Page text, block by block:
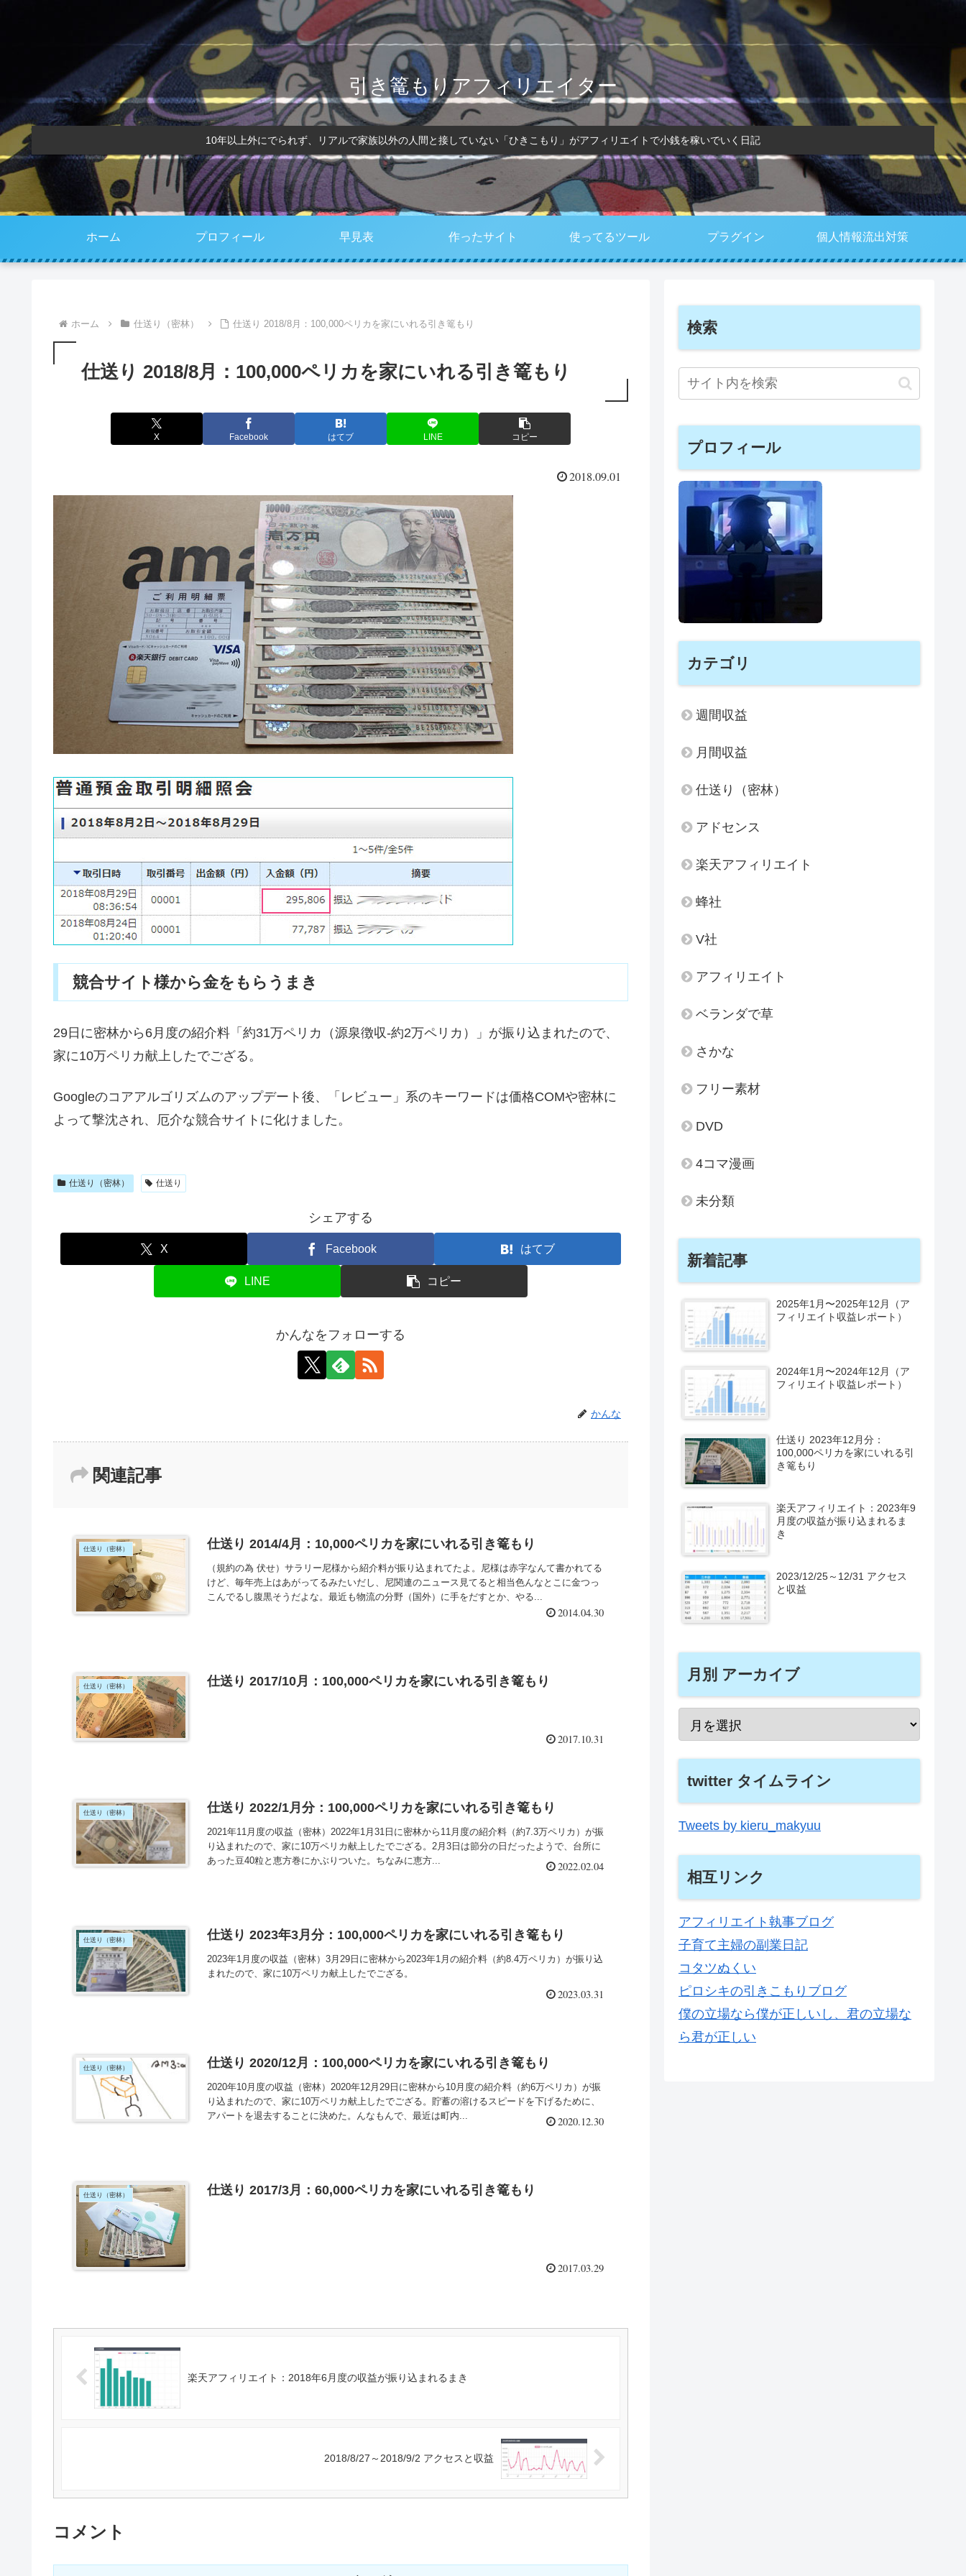
引き篭もりアフィリエイター
10年以上外にでられず、リアルで家族以外の人間と接していない「ひきこもり」がアフィリエイトで小銭を稼いでいく日記
ホーム プロフィール 早見表 作ったサイト 使ってるツール プラグイン 個人情報流出対策
ホーム 仕送り（密林） 仕送り 2018/8月：100,000ペリカを家にいれる引き篭もり
仕送り 2018/8月：100,000ペリカを家にいれる引き篭もり
X Facebook はてブ LINE コピー
2018.09.01
競合サイト様から金をもらうまき
29日に密林から6月度の紹介料「約31万ペリカ（源泉徴収-約2万ペリカ）」が振り込まれたので、
家に10万ペリカ献上したでござる。
Googleのコアアルゴリズムのアップデート後、「レビュー」系のキーワードは価格COMや密林に
よって撃沈され、厄介な競合サイトに化けました。
仕送り（密林） 仕送り
シェアする
X Facebook はてブ
LINE コピー
かんなをフォローする
かんな
関連記事
仕送り（密林） 仕送り 2014/4月：10,000ペリカを家にいれる引き篭もり
（規約の為 伏せ）サラリー尼様から紹介料が振り込まれてたよ。尼様は赤字なんて書かれてる
けど、毎年売上はあがってるみたいだし、尼関連のニュース見てると相当色んなとこに金つっ
こんでるし腹黒そうだよな。最近も物流の分野（国外）に手をだすとか、やる...
2014.04.30
仕送り（密林） 仕送り 2017/10月：100,000ペリカを家にいれる引き篭もり
2017.10.31
仕送り（密林） 仕送り 2022/1月分：100,000ペリカを家にいれる引き篭もり
2021年11月度の収益（密林）2022年1月31日に密林から11月度の紹介料（約7.3万ペリカ）が振
り込まれたので、家に10万ペリカ献上したでござる。2月3日は節分の日だったようで、台所に
あった豆40粒と恵方巻にかぶりついた。ちなみに恵方...
2022.02.04
仕送り（密林） 仕送り 2023年3月分：100,000ペリカを家にいれる引き篭もり
2023年1月度の収益（密林）3月29日に密林から2023年1月の紹介料（約8.4万ペリカ）が振り込
まれたので、家に10万ペリカ献上したでござる。
2023.03.31
仕送り（密林） 仕送り 2020/12月：100,000ペリカを家にいれる引き篭もり
2020年10月度の収益（密林）2020年12月29日に密林から10月度の紹介料（約6万ペリカ）が振
り込まれたので、家に10万ペリカ献上したでござる。貯蓄の溶けるスピードを下げるために、
アパートを退去することに決めた。んなもんで、最近は町内...
2020.12.30
仕送り（密林） 仕送り 2017/3月：60,000ペリカを家にいれる引き篭もり
2017.03.29
楽天アフィリエイト：2018年6月度の収益が振り込まれるまき
2018/8/27～2018/9/2 アクセスと収益
コメント
検索
プロフィール
カテゴリ
週間収益
月間収益
仕送り（密林）
アドセンス
楽天アフィリエイト
蜂社
V社
アフィリエイト
ベランダで草
さかな
フリー素材
DVD
4コマ漫画
未分類
新着記事
2025年1月〜2025年12月（ア
フィリエイト収益レポート）
2024年1月〜2024年12月（ア
フィリエイト収益レポート）
仕送り 2023年12月分：
100,000ペリカを家にいれる引
き篭もり
楽天アフィリエイト：2023年9
月度の収益が振り込まれるま
き
2023/12/25～12/31 アクセス
と収益
月別 アーカイブ
twitter タイムライン
Tweets by kieru_makyuu
相互リンク
アフィリエイト執事ブログ
子育て主婦の副業日記
コタツぬくい
ピロシキの引きこもりブログ
僕の立場なら僕が正しいし、君の立場な
ら君が正しい